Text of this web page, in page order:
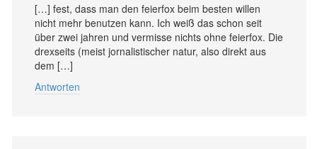
[…] fest, dass man den feierfox beim besten willen
nicht mehr benutzen kann. Ich weiß das schon seit
über zwei jahren und vermisse nichts ohne feierfox. Die
drexseits (meist jornalistischer natur, also direkt aus
dem […]
Antworten